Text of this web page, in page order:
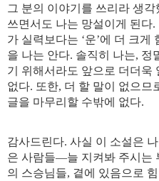
그 분의 이야기를 쓰리라 생
쓰면서도 나는 망설이게 된다
가 실력보다는 ‘운’에 더 크
을 나는 안다. 솔직히 나는,
기 위해서라도 앞으로 더더욱
없다. 또한, 더 할 말이 없으므
글을 마무리할 수밖에 없다.
감사드린다. 사실 이 소설은
은 사람들―늘 지켜봐 주시는
의 스승님들, 곁에 있음으로